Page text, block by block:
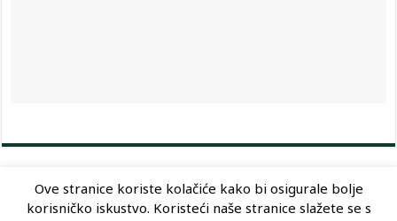
Dizajn: Optimum Dizajn
Ove stranice koriste kolačiće kako bi osigurale bolje
korisničko iskustvo. Koristeći naše stranice slažete se s